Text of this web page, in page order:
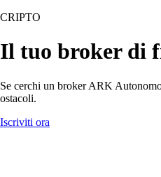
CRIPTO
Il tuo broker di
Se cerchi un broker ARK
ostacoli.
Iscriviti ora